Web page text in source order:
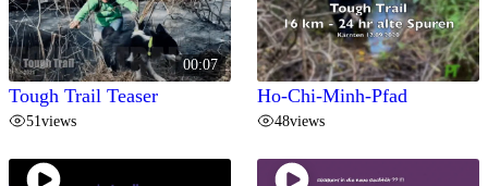
00:07
Tough Trail Teaser
51views
Ho-Chi-Minh-Pfad
48views